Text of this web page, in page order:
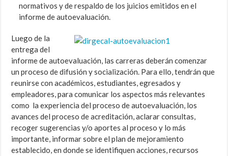
normativos y de respaldo de los juicios emitidos en el
informe de autoevaluación.
Luego de la
entrega del
informe de autoevaluación, las carreras deberán comenzar
un proceso de difusión y socialización. Para ello, tendrán que
reunirse con académicos, estudiantes, egresados y
empleadores, para comunicar los aspectos más relevantes
como la experiencia del proceso de autoevaluación, los
avances del proceso de acreditación, aclarar consultas,
recoger sugerencias y/o aportes al proceso y lo más
importante, informar sobre el plan de mejoramiento
establecido, en donde se identifiquen acciones, recursos